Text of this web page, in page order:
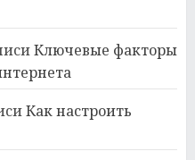
Ключевые факторы
Как настроить